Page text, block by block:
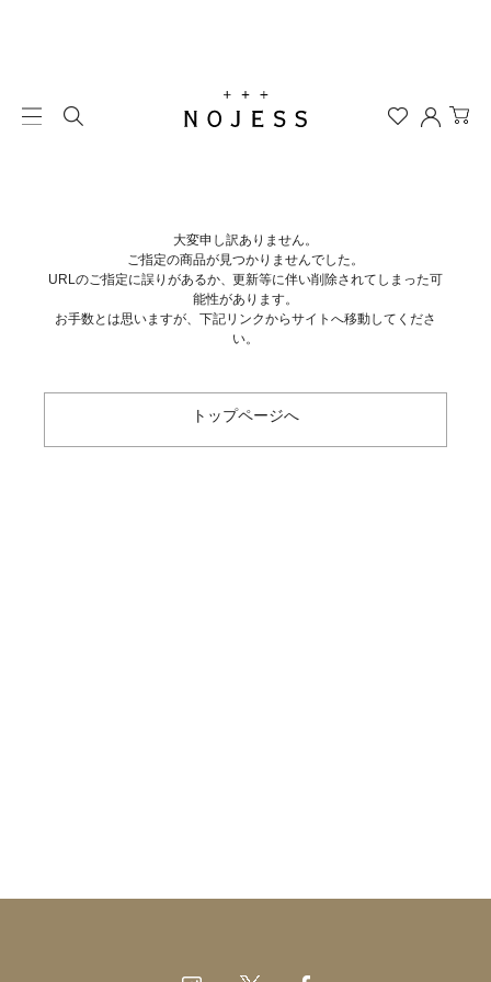
大変申し訳ありません。
ご指定の商品が見つかりませんでした。
URLのご指定に誤りがあるか、更新等に伴い削除されてしまった可
能性があります。
お手数とは思いますが、下記リンクからサイトへ移動してくださ
い。
トップページへ